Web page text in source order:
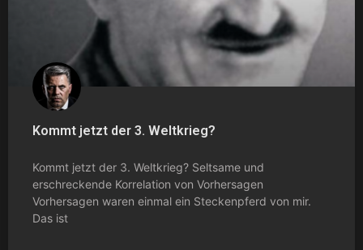
Kommt jetzt der 3. Weltkrieg?
Kommt jetzt der 3. Weltkrieg? Seltsame und
erschreckende Korrelation von Vorhersagen
Vorhersagen waren einmal ein Steckenpferd von mir.
Das ist